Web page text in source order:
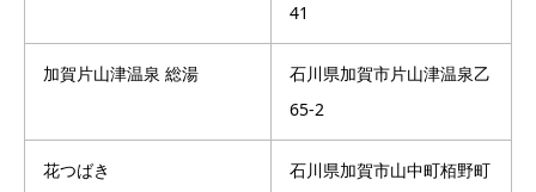
41
加賀片山津温泉 総湯
石川県加賀市片山津温泉乙
65-2
花つばき
石川県加賀市山中町栢野町